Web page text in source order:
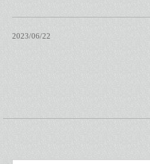
2023/06/22